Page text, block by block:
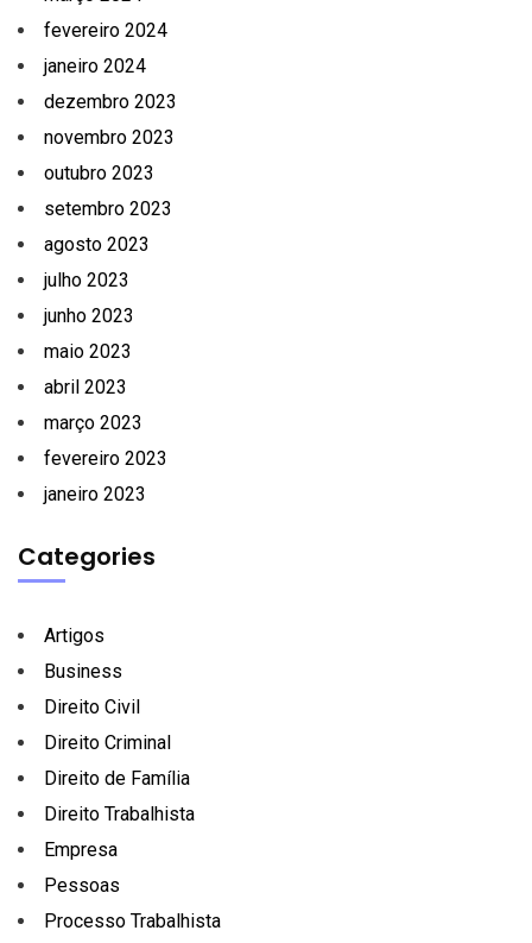
fevereiro 2024
janeiro 2024
dezembro 2023
novembro 2023
outubro 2023
setembro 2023
agosto 2023
julho 2023
junho 2023
maio 2023
abril 2023
março 2023
fevereiro 2023
janeiro 2023
Categories
Artigos
Business
Direito Civil
Direito Criminal
Direito de Família
Direito Trabalhista
Empresa
Pessoas
Processo Trabalhista